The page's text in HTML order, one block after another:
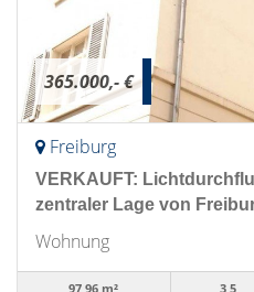
365.000,- €
Freiburg
VERKAUFT:
zentraler Lage von
Wohnung
97,96 m² 3,5